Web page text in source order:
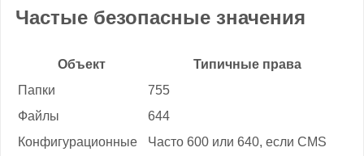
Частые безопасные значения
Объект
Типичные права
Папки
755
Файлы
644
Конфигурационные
Часто 600 или 640, если CMS